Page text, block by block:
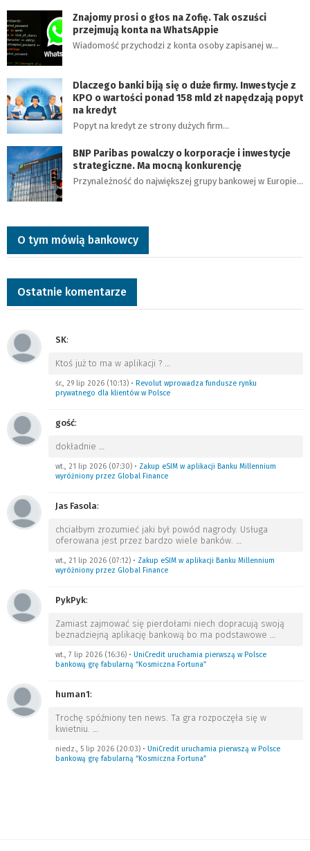
Znajomy prosi o głos na Zofię. Tak oszuści
przejmują konta na WhatsAppie
Wiadomość przychodzi z konta osoby zapisanej w…
Dlaczego banki biją się o duże firmy. Inwestycje z
KPO o wartości ponad 158 mld zł napędzają popyt
na kredyt
Popyt na kredyt ze strony dużych firm…
BNP Paribas powalczy o korporacje i inwestycje
strategiczne. Ma mocną konkurencję
Przynależność do największej grupy bankowej w Europie…
O tym mówią bankowcy
Ostatnie komentarze
SK:
Ktoś już to ma w aplikacji ?
śr., 29 lip 2026 (10:13) • Revolut wprowadza fundusze rynku
prywatnego dla klientów w Polsce
gość:
dokładnie
wt., 21 lip 2026 (07:30) • Zakup eSIM w aplikacji Banku Millennium
wyróżniony przez Global Finance
Jas Fasola:
chciałbym zrozumieć jaki był powód nagrody. Usługa
oferowana jest przez bardzo wiele banków.
wt., 21 lip 2026 (07:12) • Zakup eSIM w aplikacji Banku Millennium
wyróżniony przez Global Finance
PykPyk:
Zamiast zajmować się pierdołami niech dopracują swoją
beznadziejną aplikację bankową bo ma podstawowe
wt., 7 lip 2026 (16:36) • UniCredit uruchamia pierwszą w Polsce
bankową grę fabularną “Kosmiczna Fortuna”
human1:
Trochę spóźniony ten news. Ta gra rozpoczęła się w
kwietniu.
niedz., 5 lip 2026 (20:03) • UniCredit uruchamia pierwszą w Polsce
bankową grę fabularną “Kosmiczna Fortuna”